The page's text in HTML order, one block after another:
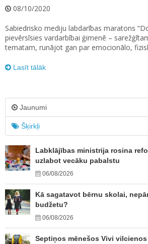
08/10/2020
Sabiedrisko mediju labdarības maratons
pievērsīsies vardarbībai ģimenē –
tematam, runājot gan par emocionālo,
Lasīt tālāk
Jaunumi
Šķirkļi
Labklājības ministrija rosina
uzlabot vecāku pabalstu
06/08/2026
Kā sagatavot bērnu skolai,
budžetu?
06/08/2026
Septiņos mēnešos Vivi